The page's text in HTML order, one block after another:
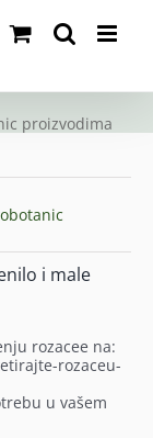
proizvodima
i male
rozacee na:
rozaceu-
u vašem